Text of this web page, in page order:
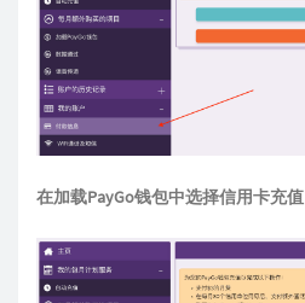
在加载PayGo钱包中选择信用卡充值